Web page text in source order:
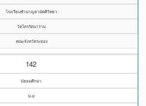
โรงเรียนชำนาญสามัคคีวิทยา
วัดไตรรัตนาราม
คณะจังหวัดระยอง
142
มัธยมศึกษา
ม.๔